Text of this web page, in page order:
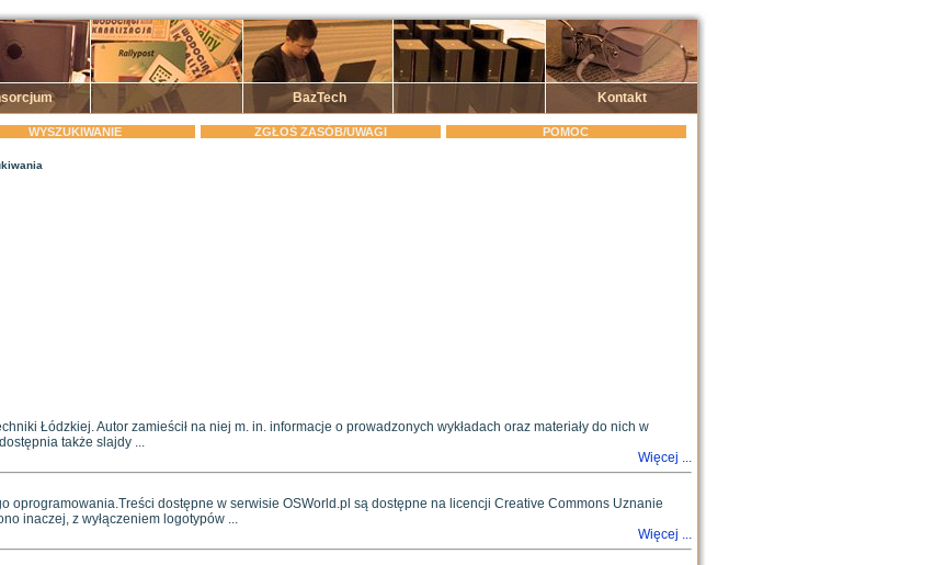
BazTech Kontakt
WYSZUKIWANIE ZGŁOŚ ZASÓB/UWAGI POMOC
Łódzkiej. Autor zamieścił na niej m. in. informacje o prowadzonych wykładach oraz materiały do nich w
także slajdy ...
Więcej ...
oprogramowania.Treści dostępne w serwisie OSWorld.pl są dostępne na licencji Creative Commons Uznanie
inaczej, z wyłączeniem logotypów ...
Więcej ...